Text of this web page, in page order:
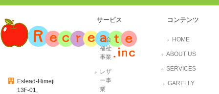
Eslead-Himeji
13F-01,
サービス
社会
福祉
事業
レザ
ー事
業
コンテンツ
HOME
ABOUT US
SERVICES
GARELLY